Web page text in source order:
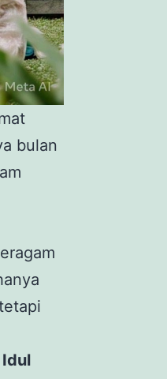
bulan